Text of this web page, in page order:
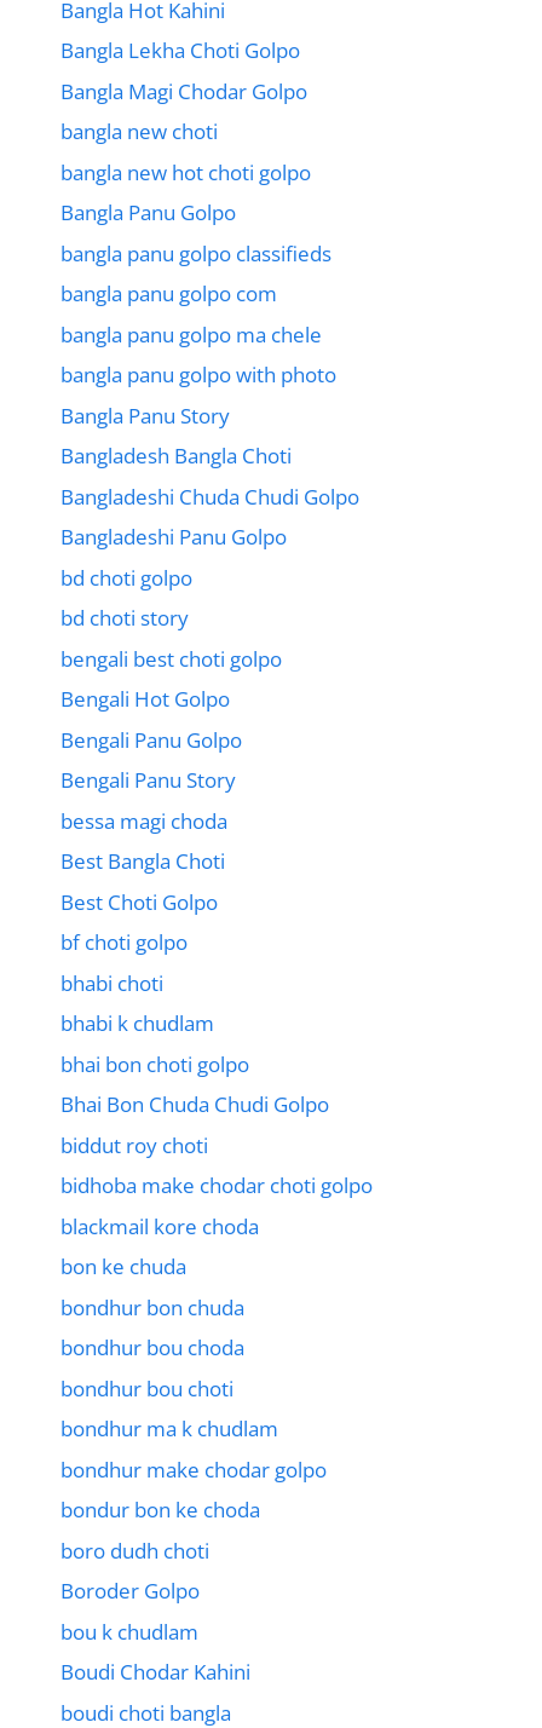
Bangla Hot Kahini
Bangla Lekha Choti Golpo
Bangla Magi Chodar Golpo
bangla new choti
bangla new hot choti golpo
Bangla Panu Golpo
bangla panu golpo classifieds
bangla panu golpo com
bangla panu golpo ma chele
bangla panu golpo with photo
Bangla Panu Story
Bangladesh Bangla Choti
Bangladeshi Chuda Chudi Golpo
Bangladeshi Panu Golpo
bd choti golpo
bd choti story
bengali best choti golpo
Bengali Hot Golpo
Bengali Panu Golpo
Bengali Panu Story
bessa magi choda
Best Bangla Choti
Best Choti Golpo
bf choti golpo
bhabi choti
bhabi k chudlam
bhai bon choti golpo
Bhai Bon Chuda Chudi Golpo
biddut roy choti
bidhoba make chodar choti golpo
blackmail kore choda
bon ke chuda
bondhur bon chuda
bondhur bou choda
bondhur bou choti
bondhur ma k chudlam
bondhur make chodar golpo
bondur bon ke choda
boro dudh choti
Boroder Golpo
bou k chudlam
Boudi Chodar Kahini
boudi choti bangla